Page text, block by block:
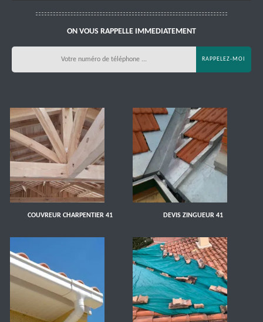
ON VOUS RAPPELLE IMMEDIATEMENT
COUVREUR CHARPENTIER 41 DEVIS ZINGUEUR 41